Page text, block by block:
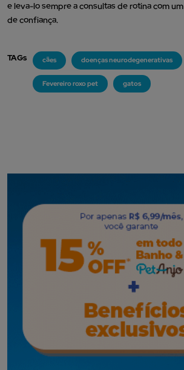
e leva-lo sempre a consultas de rotina com um
de confiança.
TAGs cães doenças neurodegenerativas
Fevereiro roxo pet gatos